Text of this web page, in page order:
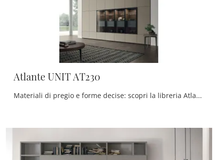
Atlante UNIT AT230
Materiali di pregio e forme decise: scopri la libreria Atlante UNIT AT230 di Tomasella tra le più originali Librerie moderne a muro.